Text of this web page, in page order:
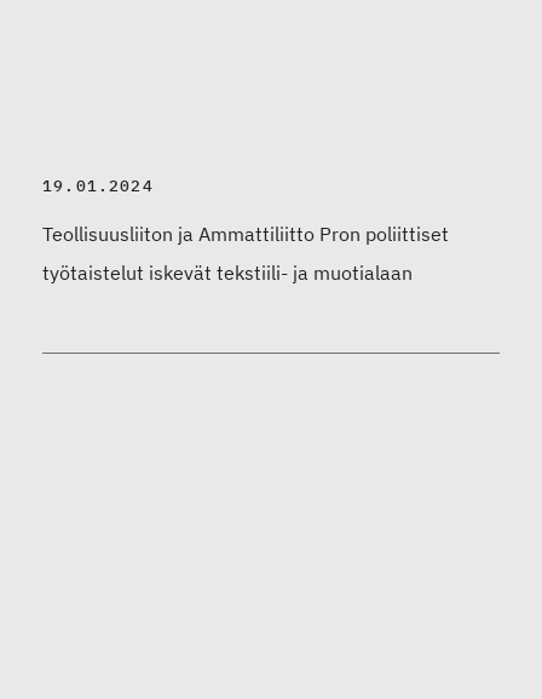
19.01.2024
Teollisuusliiton ja Ammattiliitto Pron poliittiset
työtaistelut iskevät tekstiili- ja muotialaan